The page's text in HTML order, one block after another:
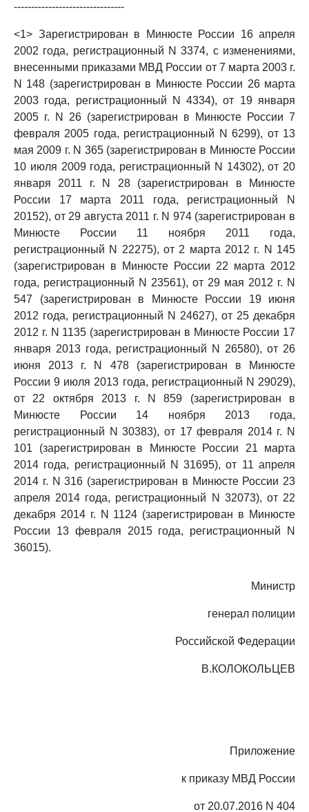
--------------------------------
<1> Зарегистрирован в Минюсте России 16 апреля
2002 года, регистрационный N 3374, с изменениями,
внесенными приказами МВД России от 7 марта 2003 г.
N 148 (зарегистрирован в Минюсте России 26 марта
2003 года, регистрационный N 4334), от 19 января
2005 г. N 26 (зарегистрирован в Минюсте России 7
февраля 2005 года, регистрационный N 6299), от 13
мая 2009 г. N 365 (зарегистрирован в Минюсте России
10 июля 2009 года, регистрационный N 14302), от 20
января 2011 г. N 28 (зарегистрирован в Минюсте
России 17 марта 2011 года, регистрационный N
20152), от 29 августа 2011 г. N 974 (зарегистрирован в
Минюсте России 11 ноября 2011 года,
регистрационный N 22275), от 2 марта 2012 г. N 145
(зарегистрирован в Минюсте России 22 марта 2012
года, регистрационный N 23561), от 29 мая 2012 г. N
547 (зарегистрирован в Минюсте России 19 июня
2012 года, регистрационный N 24627), от 25 декабря
2012 г. N 1135 (зарегистрирован в Минюсте России 17
января 2013 года, регистрационный N 26580), от 26
июня 2013 г. N 478 (зарегистрирован в Минюсте
России 9 июля 2013 года, регистрационный N 29029),
от 22 октября 2013 г. N 859 (зарегистрирован в
Минюсте России 14 ноября 2013 года,
регистрационный N 30383), от 17 февраля 2014 г. N
101 (зарегистрирован в Минюсте России 21 марта
2014 года, регистрационный N 31695), от 11 апреля
2014 г. N 316 (зарегистрирован в Минюсте России 23
апреля 2014 года, регистрационный N 32073), от 22
декабря 2014 г. N 1124 (зарегистрирован в Минюсте
России 13 февраля 2015 года, регистрационный N
36015).
Министр
генерал полиции
Российской Федерации
В.КОЛОКОЛЬЦЕВ
Приложение
к приказу МВД России
от 20.07.2016 N 404